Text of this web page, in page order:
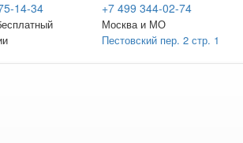
14-34 +7 499 344-02-74
Москва и МО
Пестовский пер. 2 стр. 1